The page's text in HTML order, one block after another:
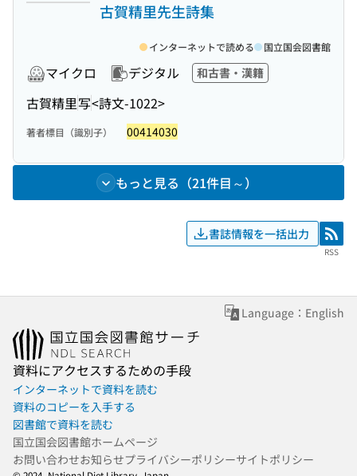
古賀精里先生詩集
マイクロ デジタル 和古書・漢籍
古賀精里写<詩文-1022>
インターネットで読める 国立国会図書館
著者標目（識別子） 00414030
もっと見る（21件目～）
書誌情報を一括出力 RSS
RSS
Language：English
資料にアクセスするための手段
インターネットで資料を読む
資料のコピーを入手する
図書館で資料を読む
国立国会図書館ホームページ
お問い合わせお知らせプライバシーポリシーサイトポリシー